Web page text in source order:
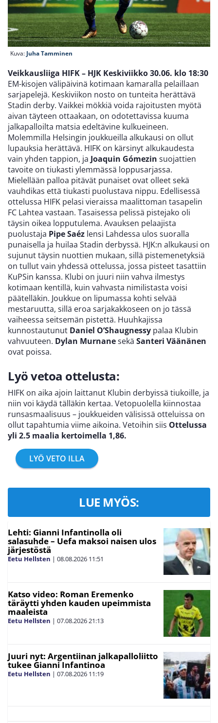
Kuva: Juha Tamminen
Veikkausliiga HIFK – HJK Keskiviikko 30.06. klo 18:30
EM-kisojen välipäivinä kotimaan kamaralla pelaillaan
sarjapelejä. Keskiviikon nosto on tunteita herättävä
Stadin derby. Vaikkei mökkiä voida rajoitusten myötä
aivan täyteen ottaakaan, on odotettavissa kuuma
jalkapalloilta matsia edeltävine kulkueineen.
Molemmilla Helsingin joukkueilla alkukausi on ollut
lupauksia herättävä. HIFK on kärsinyt alkukaudesta
vain yhden tappion, ja Joaquin Gómezin suojattien
tavoite on tiukasti ylemmässä loppusarjassa.
Mielellään palloa pitävät punaiset ovat olleet sekä
vauhdikas että tiukasti puolustava nippu. Edellisessä
ottelussa HIFK pelasi vieraissa maalittoman tasapelin
FC Lahtea vastaan. Tasaisessa pelissä pistejako oli
täysin oikea lopputulema. Avauksen pelaajista
puolustaja Pipe Saéz lensi Lahdessa ulos suoralla
punaisella ja huilaa Stadin derbyssä. HJK:n alkukausi on
sujunut täysin nuottien mukaan, sillä pistemenetyksiä
on tullut vain yhdessä ottelussa, jossa pisteet tasattiin
KuPSin kanssa. Klubi on juuri niin vahva ilmestys
kotimaan kentillä, kuin vahvasta nimilistasta voisi
päätelläkin. Joukkue on lipumassa kohti selvää
mestaruutta, sillä eroa sarjakakkoseen on jo tässä
vaiheessa seitsemän pistettä. Huuhkajissa
kunnostautunut Daniel O’Shaugnessy palaa Klubin
vahvuuteen. Dylan Murnanesekä Santeri Väänänen
ovat poissa.
Lyö vetoa ottelusta:
HIFK on aika ajoin laittanut Klubin derbyissä tiukoille, ja
niin voi käydä tälläkin kertaa. Vetopuolella kiinnostaa
runsasmaalisuus – joukkueiden välisissä otteluissa on
ollut tapahtumia viime aikoina. Vetoihin siis Ottelussa
yli 2.5 maalia kertoimella 1,86.
LYÖ VETO ILLA
LUE MYÖS:
Lehti: Gianni Infantinolla oli
salasuhde – Uefa maksoi naisen ulos
järjestöstä
Eetu Hellsten | 08.08.2026 11:51
Katso video: Roman Eremenko
täräytti yhden kauden upeimmista
maaleista
Eetu Hellsten | 07.08.202621:13
Juuri nyt: Argentiinan jalkapalloliitto
tukee Gianni Infantinoa
Eetu Hellsten | 07.08.2026 11:19